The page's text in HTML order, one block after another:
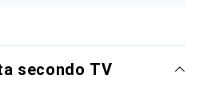
secondo TV